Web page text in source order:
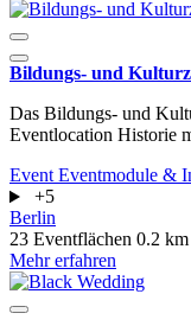
Bildungs- und
Das Bildungs- und
Eventlocation Historie
Event Eventmodule &
+5
Berlin
23 Eventflächen 0.2
Mehr erfahren